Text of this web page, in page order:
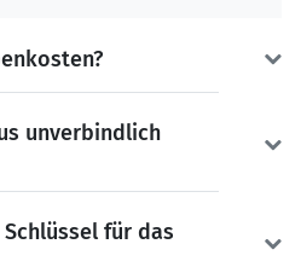
unverbindlich
für das